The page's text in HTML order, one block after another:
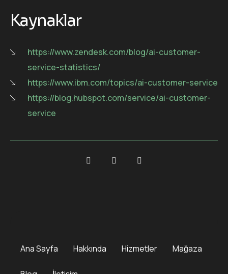
Kaynaklar
https://www.zendesk.com/blog/ai-customer-
service-statistics/
https://www.ibm.com/topics/ai-customer-service
https://blog.hubspot.com/service/ai-customer-
service
Ana Sayfa Hakkında Hizmetler Mağaza